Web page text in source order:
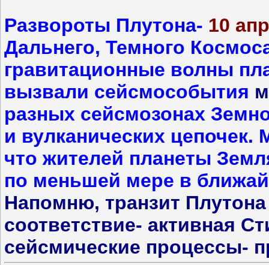
Развороты Плутона- 10
Дальнего, Темного
гравитационные волны
вызвали сейсмособытия
разных сейсмозонах
и вулканических
что жителей планеты
по меньшей мере в
Напомню, транзит Плутона
соответствие- активная
сейсмические процессы-